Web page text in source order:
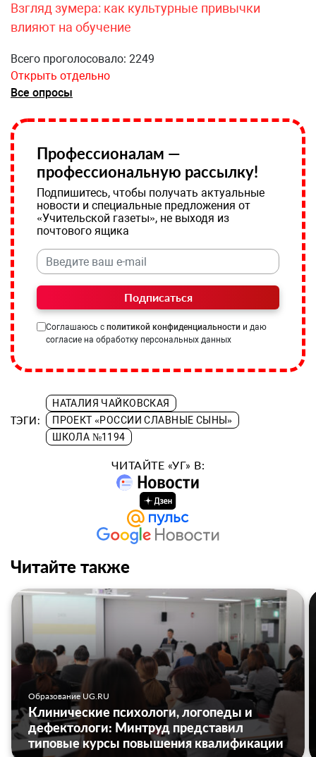
Взгляд зумера: как культурные привычки
влияют на обучение
Всего проголосовало: 2249
Открыть отдельно
Все опросы
Профессионалам —
профессиональную рассылку!
Подпишитесь, чтобы получать актуальные
новости и специальные предложения от
«Учительской газеты», не выходя из
почтового ящика
Подписаться
Соглашаюсь с политикой конфиденциальности и даю
согласие на обработку персональных данных
ТЭГИ:
НАТАЛИЯ ЧАЙКОВСКАЯ
ПРОЕКТ «РОССИИ СЛАВНЫЕ СЫНЫ»
ШКОЛА №1194
ЧИТАЙТЕ «УГ» В:
Читайте также
Образование UG.RU
Клинические психологи, логопеды и
дефектологи: Минтруд представил
типовые курсы повышения квалификации